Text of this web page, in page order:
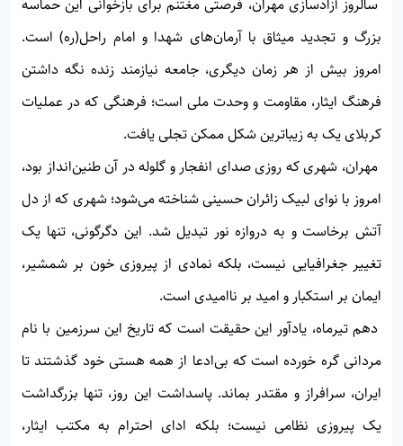
سالروز آزادسازی مهران، فرصتی مغتنم برای بازخوانی این حماسه
بزرگ و تجدید میثاق با آرمان‌های شهدا و امام راحل(ره) است.
امروز بیش از هر زمان دیگری، جامعه نیازمند زنده نگه داشتن
فرهنگ ایثار، مقاومت و وحدت ملی است؛ فرهنگی که در عملیات
کربلای یک به زیباترین شکل ممکن تجلی یافت.
مهران، شهری که روزی صدای انفجار و گلوله در آن طنین‌انداز بود،
امروز با نوای لبیک زائران حسینی شناخته می‌شود؛ شهری که از دل
آتش برخاست و به دروازه نور تبدیل شد. این دگرگونی، تنها یک
تغییر جغرافیایی نیست، بلکه نمادی از پیروزی خون بر شمشیر،
ایمان بر استکبار و امید بر ناامیدی است.
دهم تیرماه، یادآور این حقیقت است که تاریخ این سرزمین با نام
مردانی گره خورده است که بی‌ادعا از همه هستی خود گذشتند تا
ایران، سرافراز و مقتدر بماند. پاسداشت این روز، تنها بزرگداشت
یک پیروزی نظامی نیست؛ بلکه ادای احترام به مکتب ایثار،